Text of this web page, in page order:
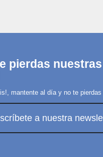
pierdas
mantente al día y no te pierdas
a nuestra